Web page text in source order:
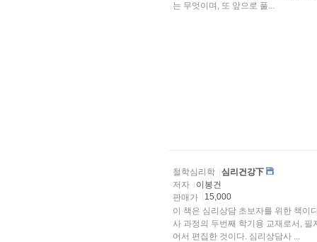
는 무엇이며, 또 앞으로 풀...
철학심리학
심리건강下
저자
이봉건
판매가
15,000
이 책은 심리상담 초보자를 위한 책이
사 과정의 두번째 학기용 교재로서,
어서 편집한 것이다. 심리상담사 ...